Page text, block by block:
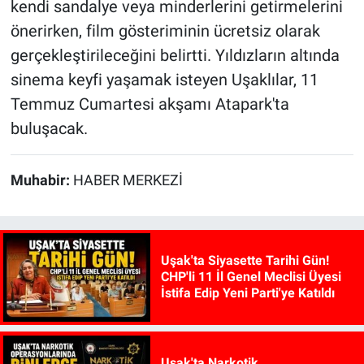
kendi sandalye veya minderlerini getirmelerini
önerirken, film gösteriminin ücretsiz olarak
gerçekleştirileceğini belirtti. Yıldızların altında
sinema keyfi yaşamak isteyen Uşaklılar, 11
Temmuz Cumartesi akşamı Atapark'ta
buluşacak.
Muhabir: HABER MERKEZİ
Uşak'ta Siyasette Tarihi Gün!
CHP'li 11 İl Genel Meclisi Üyesi
İstifa Edip Yeni Parti'ye Katıldı